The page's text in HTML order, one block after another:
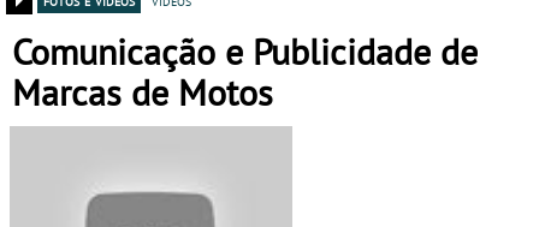
Comunicação e Publicidade de
Marcas de Motos